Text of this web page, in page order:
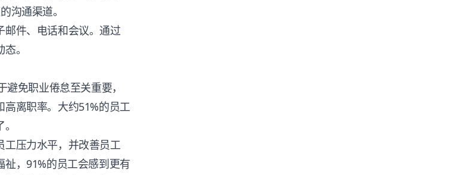
沟通渠道。
邮件、电话和会议。通过
。
免职业倦怠至关重要，
高离职率。大约51%的员工
工压力水平，并改善员工
，91%的员工会感到更有